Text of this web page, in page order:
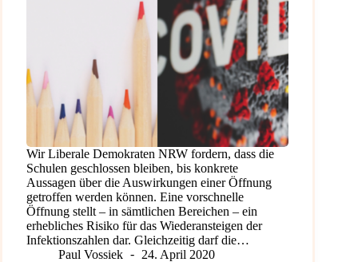
Wir Liberale Demokraten NRW fordern, dass die
Schulen geschlossen bleiben, bis konkrete
Aussagen über die Auswirkungen einer Öffnung
getroffen werden können. Eine vorschnelle
Öffnung stellt – in sämtlichen Bereichen – ein
erhebliches Risiko für das Wiederansteigen der
Infektionszahlen dar. Gleichzeitig darf die…
Paul Vossiek
24. April 2020